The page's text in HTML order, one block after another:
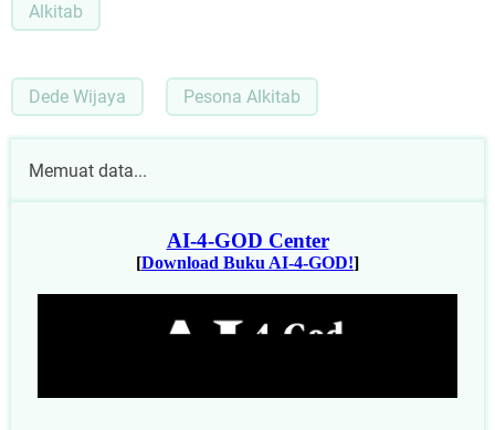
Alkitab
Dede Wijaya Pesona Alkitab
Memuat data...